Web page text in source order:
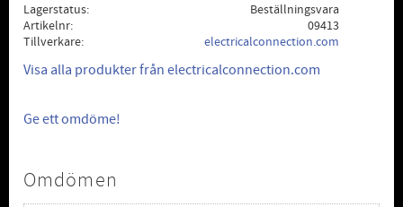
Lagerstatus
Beställningsvara
Artikelnr
09413
Tillverkare
electricalconnection.com
Visa alla produkter från electricalconnection.com
Ge ett omdöme!
Omdömen